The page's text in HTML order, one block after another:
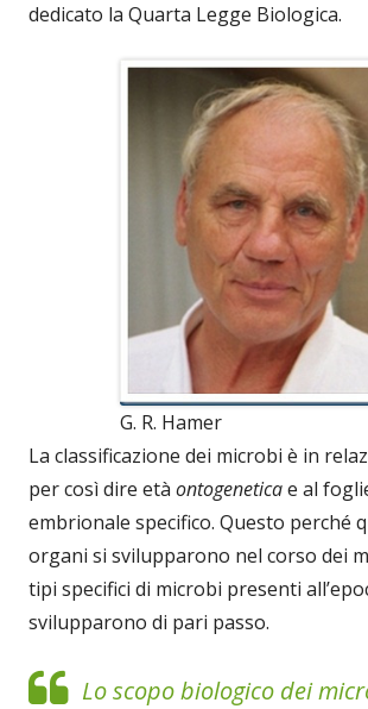
dedicato la Quarta Legge Biologica.
G. R. Hamer
La classificazione dei microbi è in
per così dire età ontogeneticae al
embrionale specifico. Questo perché
organi si svilupparono nel corso dei
tipi specifici di microbi presenti
svilupparono di pari passo.
Lo scopo biologico dei